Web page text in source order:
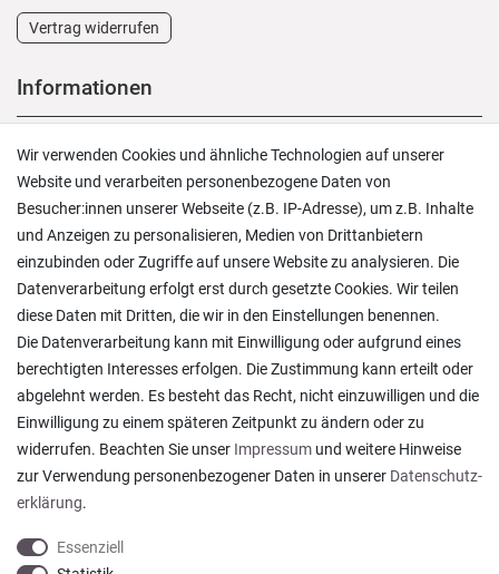
Vertrag widerrufen
Informationen
Versand und Zahlung
Rücksendungen
Lieferung in die Schweiz
Pflegesymbole
Lagerverkauf
Ratgeber & News
Ein einfach toller Service - prompte Lieferung und
sogar mit Pflegehinweis!
Datum der Veröffentlichung: 05.08.2026
Datum der Kauferfahrung: 29.07.2026
Wir verwenden Cookies und ähnliche Technologien auf unserer
Website und verarbeiten personenbezogene Daten von
Besucher:innen unserer Webseite (z.B. IP-Adresse), um z.B. Inhalte
und Anzeigen zu personalisieren, Medien von Drittanbietern
einzubinden oder Zugriffe auf unsere Website zu analysieren. Die
Datenverarbeitung erfolgt erst durch gesetzte Cookies. Wir teilen
diese Daten mit Dritten, die wir in den Einstellungen benennen.
Die Datenverarbeitung kann mit Einwilligung oder aufgrund eines
berechtigten Interesses erfolgen. Die Zustimmung kann erteilt oder
abgelehnt werden. Es besteht das Recht, nicht einzuwilligen und die
Einwilligung zu einem späteren Zeitpunkt zu ändern oder zu
widerrufen. Beachten Sie unser Impressum und weitere Hinweise
zur Verwendung personenbezogener Daten in unserer Daten­schutz­
erklärung.
Essenziell